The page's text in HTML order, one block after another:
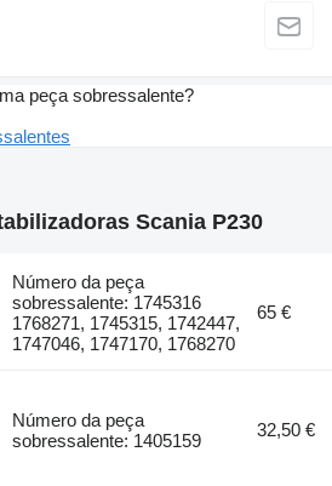
peça sobressalente?
Scania P230
Número da peça
sobressalente: 1745316
1768271, 1745315, 1742447,
1747046, 1747170, 1768270
65 €
Número da peça
sobressalente: 1405159
32,50 €